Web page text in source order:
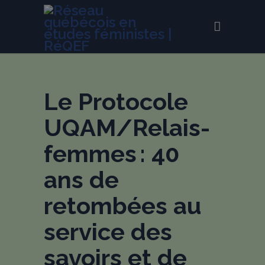
Le Protocole
UQAM/Relais-
femmes : 40
ans de
retombées au
service des
savoirs et de